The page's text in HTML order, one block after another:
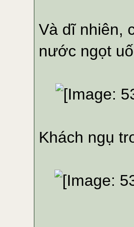
Và dĩ nhiên,
nước ngọt
Khách ngụ